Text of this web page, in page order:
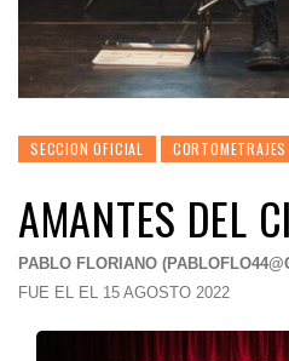
SECCION OFICIAL CORTOMETRAJES
AMANTES DEL
PABLO FLORIANO (
FUE EL EL 15 AGOSTO 2022